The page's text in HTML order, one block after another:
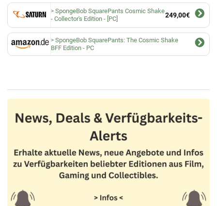
SpongeBob SquarePants Cosmic Shake
- Collector's Edition - [PC]
249,00€
SpongeBob SquarePants: The Cosmic Shake
BFF Edition - PC